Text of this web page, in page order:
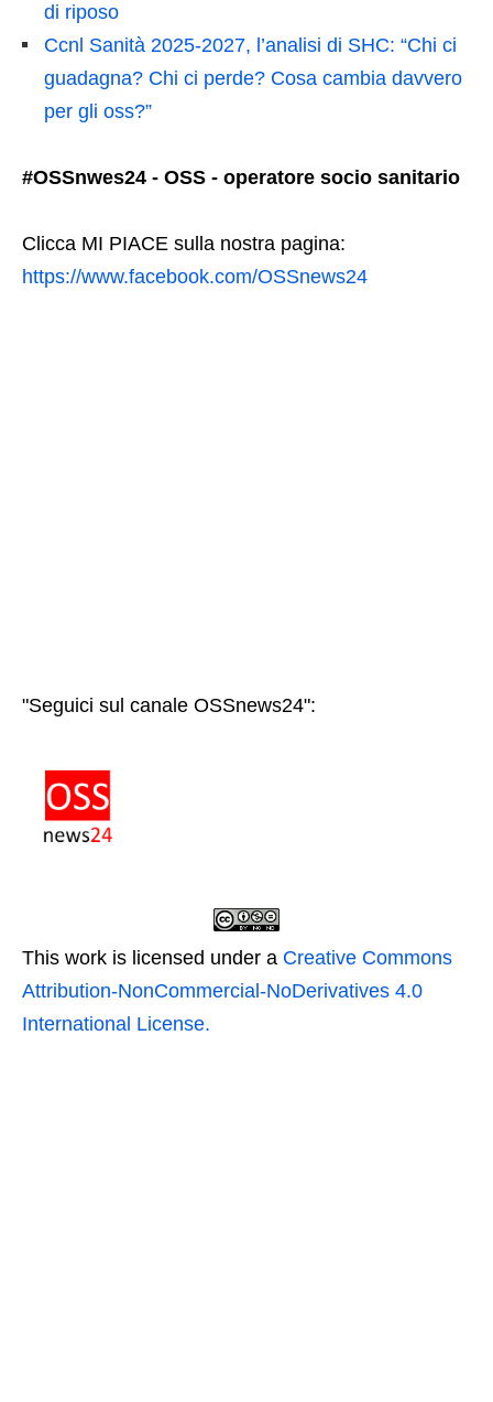
di riposo
Ccnl Sanità 2025-2027, l’analisi di SHC: “Chi ci
guadagna? Chi ci perde? Cosa cambia davvero
per gli oss?”
#OSSnwes24 - OSS - operatore socio sanitario
Clicca MI PIACE sulla nostra pagina:
https://www.facebook.com/OSSnews24
"Seguici sul canale OSSnews24":
This work is licensed under a Creative Commons
Attribution-NonCommercial-NoDerivatives 4.0
International License.